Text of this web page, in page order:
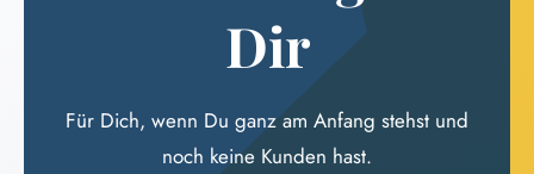
Dir
Für Dich, wenn Du ganz am Anfang stehst und
noch keine Kunden hast.